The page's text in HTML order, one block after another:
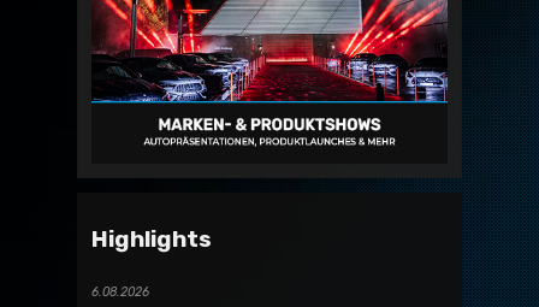
Highlights
6.08.2026